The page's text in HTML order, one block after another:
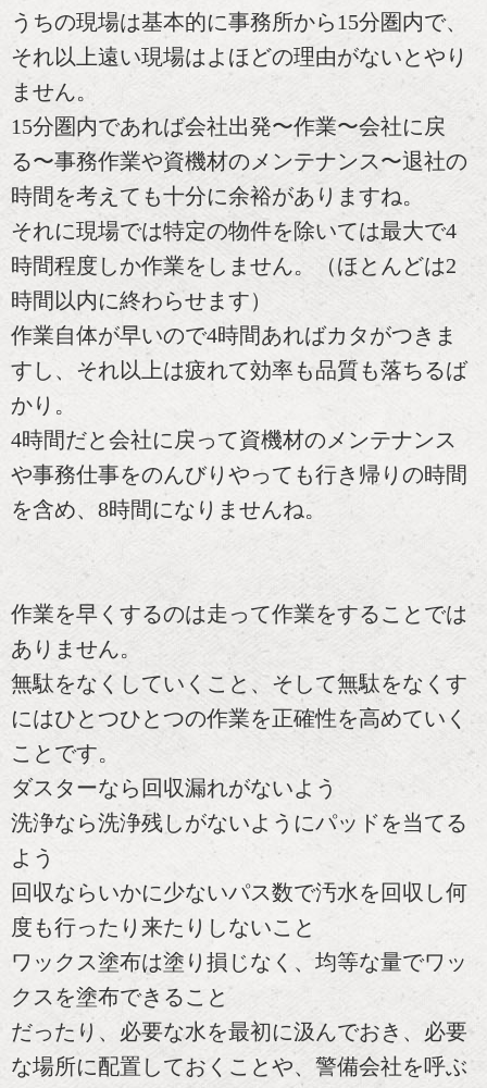
うちの現場は基本的に事務所から15分圏内で、
それ以上遠い現場はよほどの理由がないとやり
ません。
15分圏内であれば会社出発〜作業〜会社に戻
る〜事務作業や資機材のメンテナンス〜退社の
時間を考えても十分に余裕がありますね。
それに現場では特定の物件を除いては最大で4
時間程度しか作業をしません。（ほとんどは2
時間以内に終わらせます）
作業自体が早いので4時間あればカタがつきま
すし、それ以上は疲れて効率も品質も落ちるば
かり。
4時間だと会社に戻って資機材のメンテナンス
や事務仕事をのんびりやっても行き帰りの時間
を含め、8時間になりませんね。
作業を早くするのは走って作業をすることでは
ありません。
無駄をなくしていくこと、そして無駄をなくす
にはひとつひとつの作業を正確性を高めていく
ことです。
ダスターなら回収漏れがないよう
洗浄なら洗浄残しがないようにパッドを当てる
よう
回収ならいかに少ないパス数で汚水を回収し何
度も行ったり来たりしないこと
ワックス塗布は塗り損じなく、均等な量でワッ
クスを塗布できること
だったり、必要な水を最初に汲んでおき、必要
な場所に配置しておくことや、警備会社を呼ぶ